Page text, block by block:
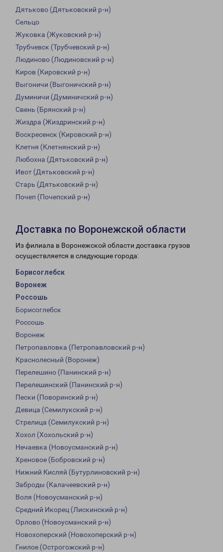
Дятьково (Дятьковский р-н)
Сельцо
Жуковка (Жуковский р-н)
Трубчевск (Трубчевский р-н)
Людиново (Людиновский р-н)
Киров (Кировский р-н)
Выгоничи (Выгоничский р-н)
Думиничи (Думиничский р-н)
Свень (Брянский р-н)
Жиздра (Жиздринский р-н)
Воскресенск (Кировский р-н)
Клетня (Клетнянский р-н)
Любохна (Дятьковский р-н)
Ивот (Дятьковский р-н)
Старь (Дятьковский р-н)
Почеп (Почепский р-н)
Доставка по Воронежской области
Из филиала в Воронежской области доставка грузов
осуществляется в следующие города:
Борисоглебск
Воронеж
Россошь
Борисоглебск
Россошь
Воронеж
Петропавловка (Петропавловский р-н)
Краснолесный (Воронеж)
Перелешино (Панинский р-н)
Перелешинский (Панинский р-н)
Пески (Поворинский р-н)
Девица (Семилукский р-н)
Стрелица (Семилукский р-н)
Хохол (Хохольский р-н)
Нечаевка (Новоусманский р-н)
Хреновое (Бобровский р-н)
Нижний Кисляй (Бутурлиновский р-н)
Заброды (Калачеевский р-н)
Воля (Новоусманский р-н)
Средний Икорец (Лискинский р-н)
Орлово (Новоусманский р-н)
Новохоперский (Новохоперский р-н)
Гнилое (Острогожский р-н)